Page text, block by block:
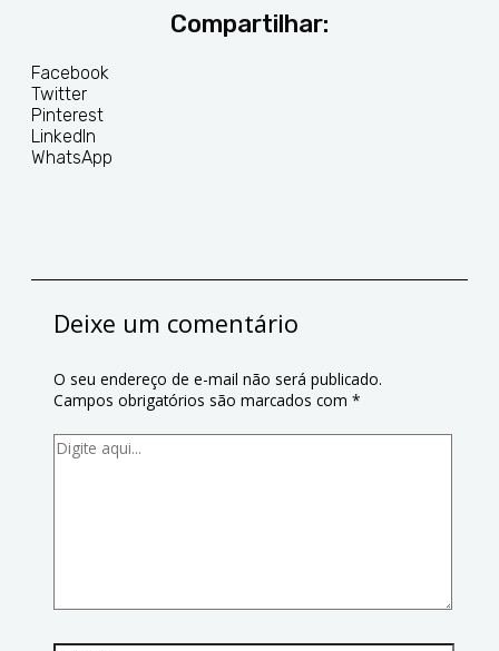
Compartilhar:
Facebook
Twitter
Pinterest
LinkedIn
WhatsApp
Deixe um comentário
O seu endereço de e-mail não será publicado.
Campos obrigatórios são marcados com *